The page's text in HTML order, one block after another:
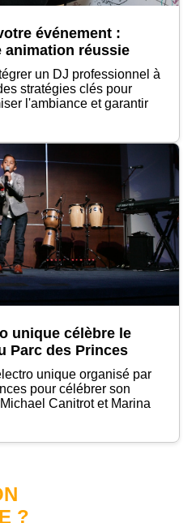
événement :
animation réussie
un DJ professionnel à
stratégies clés pour
l'ambiance et garantir
unique célèbre le
Parc des Princes
unique organisé par
pour célébrer son
Canitrot et Marina
?